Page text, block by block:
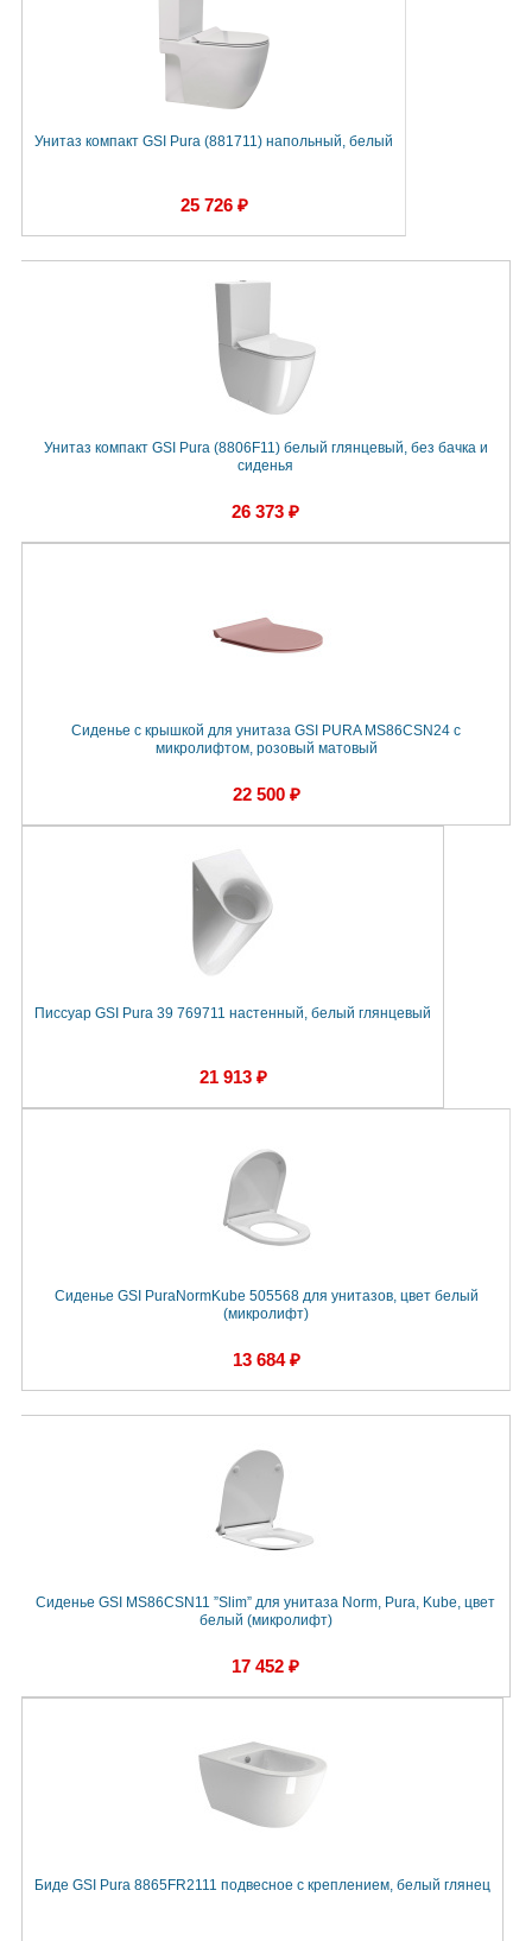
Унитаз компакт GSI Pura (881711) напольный, белый
25 726 ₽
Унитаз компакт GSI Pura (8806F11) белый глянцевый, без бачка и
сиденья
26 373 ₽
Сиденье с крышкой для унитаза GSI PURA MS86CSN24 с
микролифтом, розовый матовый
22 500 ₽
Писсуар GSI Pura 39 769711 настенный, белый глянцевый
21 913 ₽
Сиденье GSI PuraNormKube 505568 для унитазов, цвет белый
(микролифт)
13 684 ₽
Сиденье GSI MS86CSN11 ”Slim” для унитаза Norm, Pura, Kube, цвет
белый (микролифт)
17 452 ₽
Биде GSI Pura 8865FR2111 подвесное с креплением, белый глянец